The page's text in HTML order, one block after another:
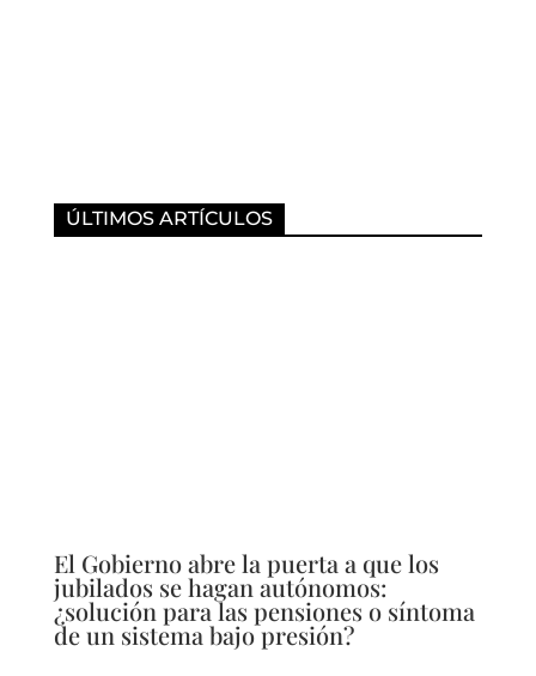
ÚLTIMOS ARTÍCULOS
El Gobierno abre la puerta a que los
jubilados se hagan autónomos:
¿solución para las pensiones o síntoma
de un sistema bajo presión?